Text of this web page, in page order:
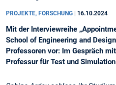
PROJEKTE, FORSCHUNG 16.10.2024
Mit der Interviewreihe
School of Engineering and
Professoren vor: Im Gespräch
Professur für Test und